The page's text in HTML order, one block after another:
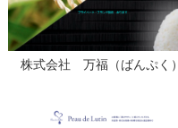
株式会社 万福（ばんぷく）